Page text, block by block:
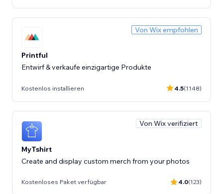
Von Wix empfohlen
Printful
Entwirf & verkaufe einzigartige Produkte
Kostenlos installieren 4.5(1148)
Von Wix verifiziert
MyTshirt
Create and display custom merch from your photos
Kostenloses Paket verfügbar 4.0(123)